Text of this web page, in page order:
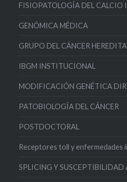
FISIOPATOLOGÍA DEL CALCIO
GENÓMICA MÉDICA
GRUPO DEL CÁNCER
IBGM INSTITUCIONAL
MODIFICACIÓN GENÉTICA
PATOBIOLOGÍA DEL CÁNCER
POSTDOCTORAL
Receptores toll y enfermedades
SPLICING Y SUSCEPTIBILIDAD